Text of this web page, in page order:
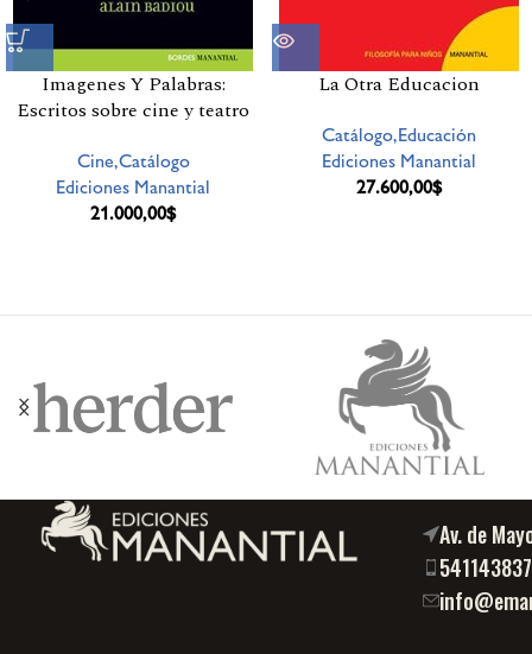
Imagenes Y Palabras:
Escritos sobre cine y teatro
Cine,Catálogo
Ediciones Manantial
21.000,00$
La Otra Educacion
Catálogo,Educación
Ediciones Manantial
27.600,00$
Av. de